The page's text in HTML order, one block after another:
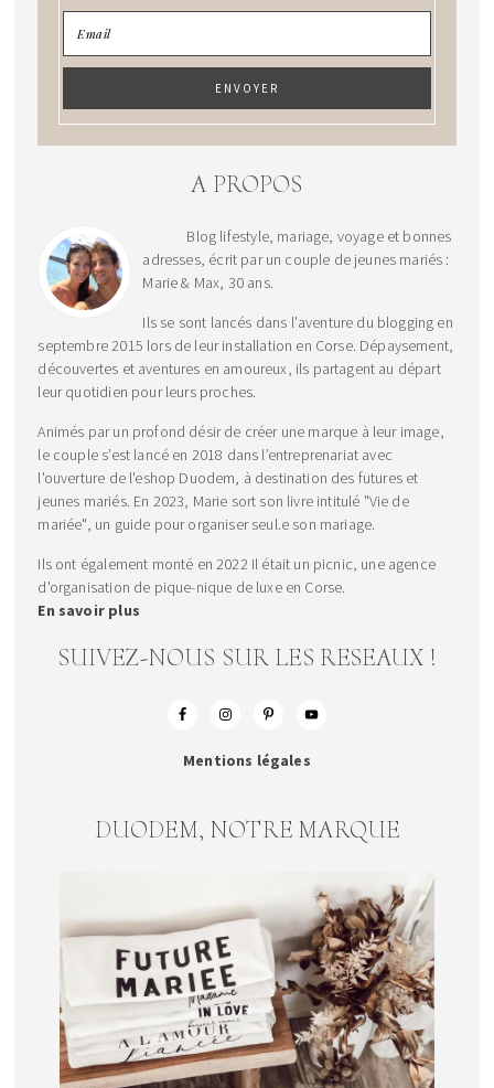
A PROPOS
Blog lifestyle, mariage, voyage et bonnes
adresses, écrit par un couple de jeunes mariés :
Marie & Max, 30 ans.
Ils se sont lancés dans l'aventure du blogging en
septembre 2015 lors de leur installation en Corse. Dépaysement,
découvertes et aventures en amoureux, ils partagent au départ
leur quotidien pour leurs proches.
Animés par un profond désir de créer une marque à leur image,
le couple s’est lancé en 2018 dans l’entreprenariat avec
l'ouverture de l'eshop Duodem, à destination des futures et
jeunes mariés. En 2023, Marie sort son livre intitulé "Vie de
mariée", un guide pour organiser seul.e son mariage.
Ils ont également monté en 2022 Il était un picnic, une agence
d'organisation de pique-nique de luxe en Corse.
En savoir plus
SUIVEZ-NOUS SUR LES RESEAUX !
Mentions légales
DUODEM, NOTRE MARQUE